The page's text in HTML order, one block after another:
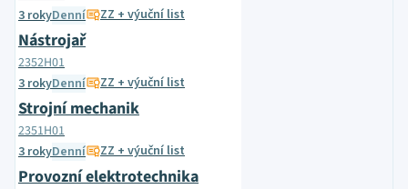
3 rokyDenní ZZ + výuční list
Nástrojař
2352H01
3 rokyDenní ZZ + výuční list
Strojní mechanik
2351H01
3 rokyDenní ZZ + výuční list
Provozní elektrotechnika